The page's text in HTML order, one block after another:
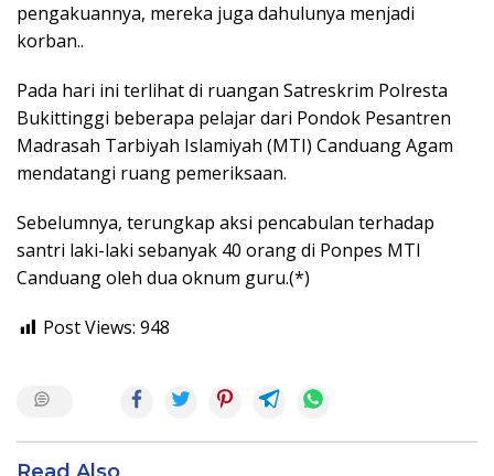
pengakuannya, mereka juga dahulunya menjadi
korban..
Pada hari ini terlihat di ruangan Satreskrim Polresta
Bukittinggi beberapa pelajar dari Pondok Pesantren
Madrasah Tarbiyah Islamiyah (MTI) Canduang Agam
mendatangi ruang pemeriksaan.
Sebelumnya, terungkap aksi pencabulan terhadap
santri laki-laki sebanyak 40 orang di Ponpes MTI
Canduang oleh dua oknum guru.(*)
Post Views: 948